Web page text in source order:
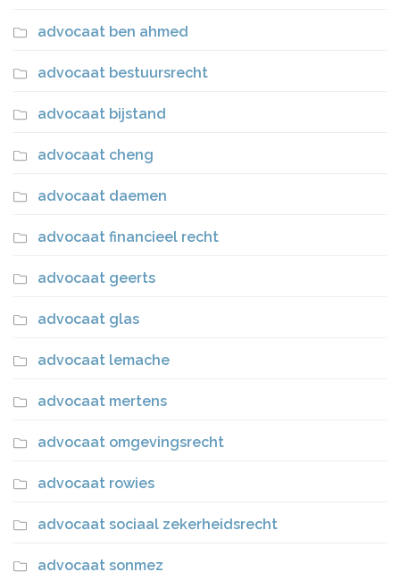
advocaat ben ahmed
advocaat bestuursrecht
advocaat bijstand
advocaat cheng
advocaat daemen
advocaat financieel recht
advocaat geerts
advocaat glas
advocaat lemache
advocaat mertens
advocaat omgevingsrecht
advocaat rowies
advocaat sociaal zekerheidsrecht
advocaat sonmez